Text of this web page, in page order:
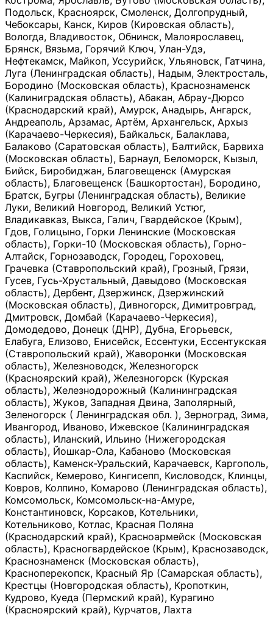
Подольск, Красноярск, Смоленск, Долгопрудный,
Чебоксары, Канск, Киров (Кировская область),
Вологда, Владивосток, Обнинск, Малоярославец,
Брянск, Вязьма, Горячий Ключ, Улан-Удэ,
Нефтекамск, Майкоп, Уссурийск, Ульяновск, Гатчина,
Луга (Ленинградская область), Надым, Электросталь,
Бородино (Московская область), Краснознаменск
(Калиниградская область), Абакан, Абрау-Дюрсо
(Краснодарский край), Амурск, Анадырь, Ангарск,
Андреаполь, Арзамас, Артём, Архангельск, Архыз
(Карачаево-Черкесия), Байкальск, Балаклава,
Балаково (Саратовская область), Балтийск, Барвиха
(Московская область), Барнаул, Беломорск, Кызыл,
Бийск, Биробиджан, Благовещенск (Амурская
область), Благовещенск (Башкортостан), Бородино,
Братск, Бугры (Ленинградская область), Великие
Луки, Великий Новгород, Великий Устюг,
Владикавказ, Выкса, Галич, Гвардейское (Крым),
Гдов, Голицыно, Горки Ленинские (Московская
область), Горки-10 (Московская область), Горно-
Алтайск, Горнозаводск, Городец, Гороховец,
Грачевка (Ставропольский край), Грозный, Грязи,
Гусев, Гусь-Хрустальный, Давыдово (Московская
область), Дербент, Дзержинск, Дзержинский
(Московская область), Дивногорск, Димитровград,
Дмитровск, Домбай (Карачаево-Черкесия),
Домодедово, Донецк (ДНР), Дубна, Егорьевск,
Елабуга, Елизово, Енисейск, Ессентуки, Ессентукская
(Ставропольский край), Жаворонки (Московская
область), Железноводск, Железногорск
(Красноярский край), Железногорск (Курская
область), Железнодорожный (Калининградская
область), Жуков, Западная Двина, Заполярный,
Зеленогорск ( Ленинградская обл. ), Зерноград, Зима,
Ивангород, Иваново, Ижевское (Калининградская
область), Иланский, Ильино (Нижегородская
область), Йошкар-Ола, Кабаново (Московская
область), Каменск-Уральский, Карачаевск, Каргополь,
Каспийск, Кемерово, Кингисепп, Кисловодск, Клинцы,
Ковров, Колпино, Комарово (Ленинградская область),
Комсомольск, Комсомольск-на-Амуре,
Константиновск, Корсаков, Котельники,
Котельниково, Котлас, Красная Поляна
(Краснодарский край), Красноармейск (Московская
область), Красногвардейское (Крым), Краснозаводск,
Краснознаменск (Московская область),
Красноперекопск, Красный Яр (Самарская область),
Крестцы (Новгородская область), Кропоткин,
Кудрово, Куеда (Пермский край), Курагино
(Красноярский край), Курчатов, Лахта